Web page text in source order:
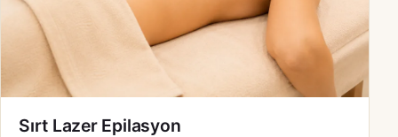
Sırt Lazer Epilasyon